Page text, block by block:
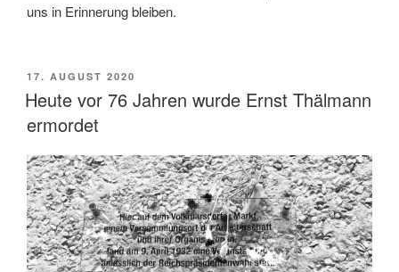
uns in Erinnerung bleiben.
VERÖFFENTLICHT
AM
17. AUGUST 2020
Heute vor 76 Jahren wurde Ernst Thälmann
ermordet